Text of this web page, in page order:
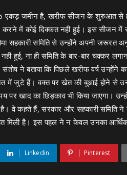
एकड़ जमीन है, खरीफ सीजन के शुरुआत से
में कोई दिक्कत नही हुई। इस सीजन में
सहकारी समिति से उन्होंने अपनी जरूरत
हुई, ना ही समिति के बार-बार चक्कर
ने बताया कि पिछले खरीफ वर्ष
में जुटे हैं। वक्त पर खेत की बुआई होने से
खाद का छिड़काव भी किया जाएगा।
वे कहते हैं, सरकार और सहकारी समिति
मिली है। इस पहल ने न केवल उनका आर्थिक
Linkedin Pinterest